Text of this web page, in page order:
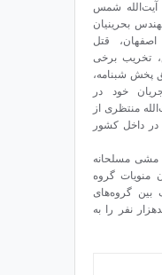
‌آیت‌الله شمس
بحرینیان
قتل
تخریب برخی
پخش شبنامه،
خود در
منتظری از
داخل کشور
مشی مسلحانه
منویات گروه
بین گروه‌های
نفر را به